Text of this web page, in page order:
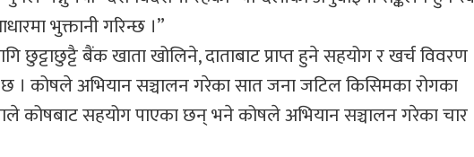
भुक्तानी गरिन्छ ।”
छुट्टाछुट्टै बैंक खाता खोलिने, दाताबाट प्राप्त हुने सहयोग र खर्च विवरण
। कोषले अभियान सञ्चालन गरेका सात जना जटिल किसिमका रोगका
कोषबाट सहयोग पाएका छन् भने कोषले अभियान सञ्चालन गरेका चार